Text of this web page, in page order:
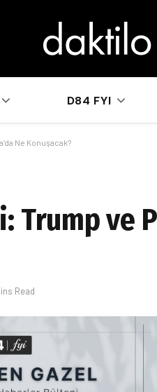
D84 FYI
Ne Konuşacak?
Trump ve
Read